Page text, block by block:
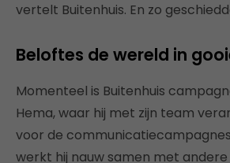
vertelt Buitenhuis. En zo
Beloftes de wereld in
Momenteel is Buitenhuis
Hema, waar hij met zijn team
voor de
werkt hij nauw samen met